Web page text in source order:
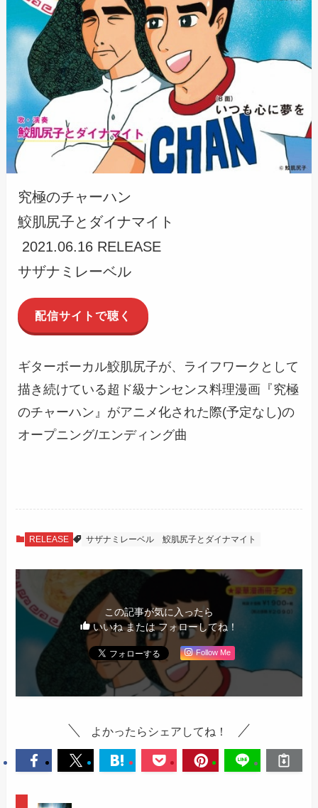
究極のチャーハン
鮫肌尻子とダイナマイト
2021.06.16 RELEASE
サザナミレーベル
配信サイトで聴く
ギターボーカル鮫肌尻子が、ライフワークとして
描き続けている超ド級ナンセンス料理漫画『究極
のチャーハン』がアニメ化された際(予定なし)の
オープニング/エンディング曲
RELEASE サザナミレーベル 鮫肌尻子とダイナマイト
この記事が気に入ったら
いいね または フォローしてね！
Follow Me
よかったらシェアしてね！